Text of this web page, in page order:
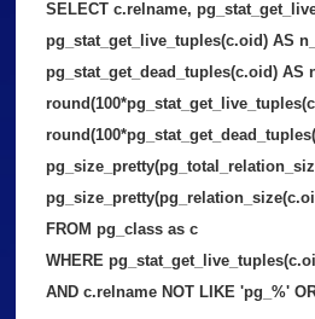
SELECT c.relname,
pg_stat_get_live_tuples(c.oid) AS
pg_stat_get_dead_tuples(c.oid) AS
round(100*
round(100*
FROM pg_class as c
WHERE
AND c.relname NOT LIKE 'pg_%'